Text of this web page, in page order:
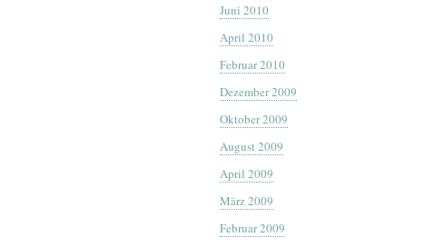
Juni 2010
April 2010
Februar 2010
Dezember 2009
Oktober 2009
August 2009
April 2009
März 2009
Februar 2009